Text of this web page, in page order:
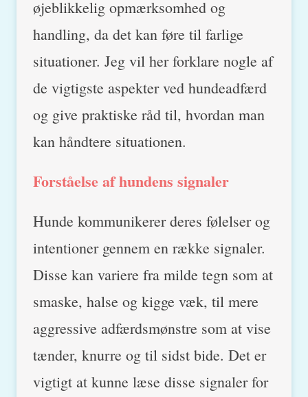
øjeblikkelig opmærksomhed og
handling, da det kan føre til farlige
situationer. Jeg vil her forklare nogle af
de vigtigste aspekter ved hundeadfærd
og give praktiske råd til, hvordan man
kan håndtere situationen.
Forståelse af hundens signaler
Hunde kommunikerer deres følelser og
intentioner gennem en række signaler.
Disse kan variere fra milde tegn som at
smaske, halse og kigge væk, til mere
aggressive adfærdsmønstre som at vise
tænder, knurre og til sidst bide. Det er
vigtigt at kunne læse disse signaler for